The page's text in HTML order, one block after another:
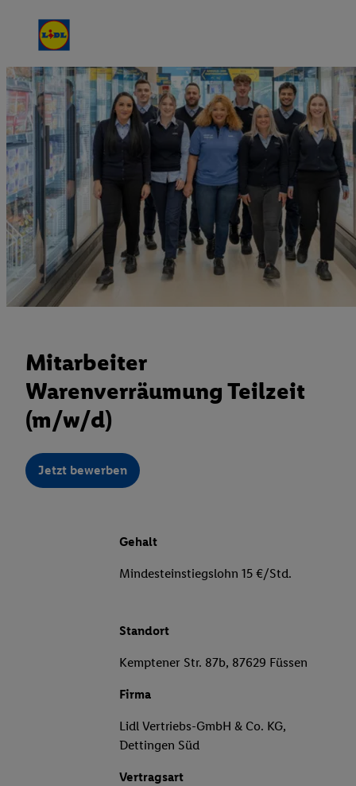
Mitarbeiter
Warenverräumung Teilzeit
(m/w/d)
Jetzt bewerben
Gehalt
Mindesteinstiegslohn 15 €/Std.
Standort
Kemptener Str. 87b, 87629 Füssen
Firma
Lidl Vertriebs-GmbH & Co. KG,
Dettingen Süd
Vertragsart